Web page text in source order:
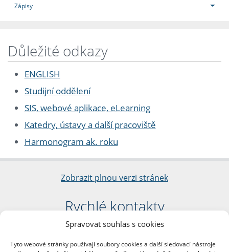
Spravovat souhlas s cookies
Tyto webové stránky používají soubory cookies a další sledovací nástroje
Zápisy
Důležité odkazy
ENGLISH
Studijní oddělení
SIS, webové aplikace, eLearning
Katedry, ústavy a další pracoviště
Harmonogram ak. roku
Zobrazit plnou verzi stránek
Rychlé kontakty
Filozofická fakulta
nám. Jana Palacha 1/2